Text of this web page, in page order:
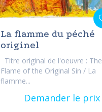
La flamme du péché
originel
Titre original de l'oeuvre : The
Flame of the Original Sin / La
flamme...
Demander le prix